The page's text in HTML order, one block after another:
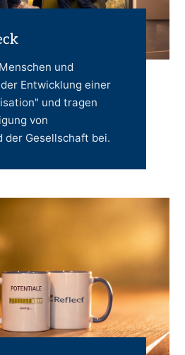
und
Entwicklung einer
und tragen
von
der Gesellschaft bei.